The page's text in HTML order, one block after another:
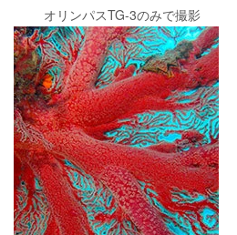
オリンパスTG-3のみで撮影